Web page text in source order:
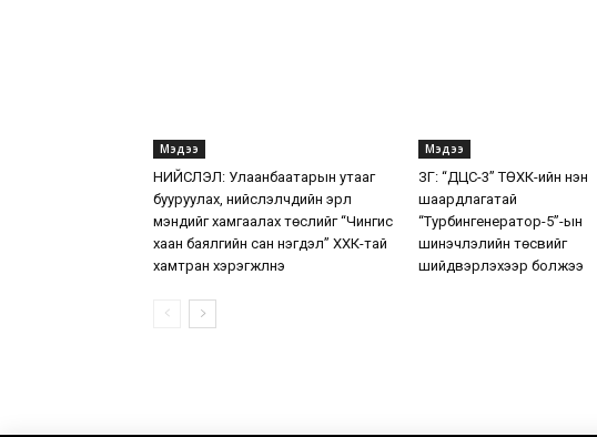
Мэдээ
НИЙСЛЭЛ: Улаанбаатарын утааг
бууруулах, нийслэлчүүдийн эрүүл
мэндийг хамгаалах төслийг “Чингис
хаан баялгийн сан нэгдэл” ХХК-тай
хамтран хэрэгжүүлнэ
Мэдээ
ЗГ: “ДЦС-3” ТӨХК-ийн нэн
шаардлагатай
“Турбингенератор-5”-ын
шинэчлэлийн төсвийг
шийдвэрлэхээр болжээ